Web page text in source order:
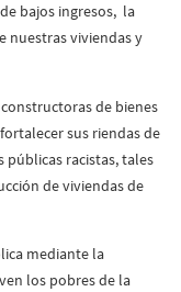
bajos ingresos, la
nuestras viviendas y
de bienes
sus riendas de
racistas, tales
de viviendas de
mediante la
los pobres de la